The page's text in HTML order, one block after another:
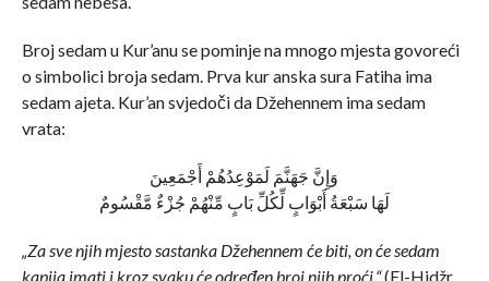
Broj sedam u Kur’anu se pominje na mnogo mjesta govoreći
o simbolici broja sedam. Prva kur anska sura Fatiha ima
sedam ajeta. Kur’an svjedoči da Džehennem ima sedam
vrata:
وَإِنَّ جَهَنَّمَ لَمَوْعِدُهُمْ أَجْمَعِينَ
لَهَا سَبْعَةُ أَبْوَابٍ لِّكُلِّ بَابٍ مِّنْهُمْ جُزْءٌ مَّقْسُومٌ
„Za sve njih mjesto sastanka Džehennem će biti, on će sedam
kapija imati i kroz svaku će određen broj njih proći.“(El-Hidžr,